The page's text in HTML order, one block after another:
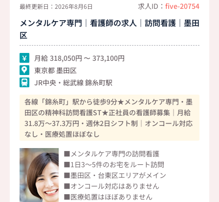
最終更新日：2026年8月6日 求人ID： five-20754
メンタルケア専門｜看護師の求人｜訪問看護｜墨田
区
月給 318,050
373,100
東京都 墨田区
JR中央・総武線 錦糸町駅
各線「錦糸町」駅から徒歩9分★メンタルケア専門・墨
田区の精神科訪問看護ST★正社員の看護師募集｜月給
31.8万～37.3万円・週休2日シフト制｜オンコール対応
なし・医療処置ほぼなし
■メンタルケア専門の訪問看護
■1日3～5件のお宅をルート訪問
■墨田区・台東区エリアがメイン
■オンコール対応はありません
■医療処置はほぼありません